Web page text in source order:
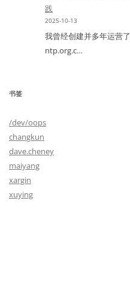
践
2025-10-13
我曾经创建并多年运营了
ntp.org.c…
书签
/dev/oops
changkun
dave.cheney
maiyang
xargin
xuying